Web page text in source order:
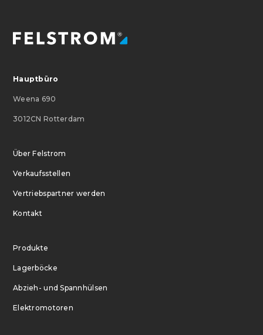
Hauptbüro
Weena 690
3012CN Rotterdam
Über Felstrom
Verkaufsstellen
Vertriebspartner werden
Kontakt
Produkte
Lagerböcke
Abzieh- und Spannhülsen
Elektromotoren